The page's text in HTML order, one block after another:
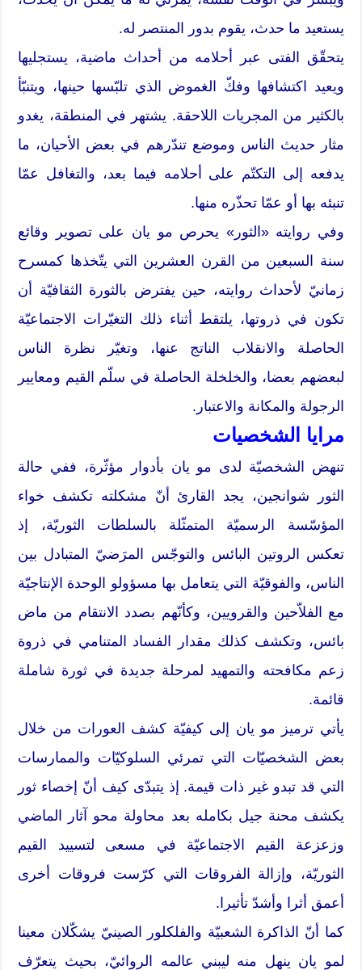
يستعيد ما حدث، يقوم بدور المنتصر له.
يتحقّق الفتى عبر أحلامه من أحداث ماضية، يستجليها
ويعيد اكتشافها وفكّ الغموض الذي تلبّسها حينها، ويتنبّأ
بالكثير من المجريات اللاحقة. يشتهر في المنطقة، يغدو
مثار حديث الناس وموضع تندّرهم في بعض الأحيان، ما
يدفعه إلى التكتّم على أحلامه فيما بعد، والتغافل عمّا
تنبئه بها أو عمّا تحذّره منها.
وفي روايته «الثور» يحرص مو يان على تصوير وقائع
سنة السبعين من القرن العشرين التي يتّخذها كمسرح
زمانيّ لأحداث روايته، حين يفترض بالثورة الثقافيّة أن
تكون في ذروتها، يلتقط أثناء ذلك التغيّرات الاجتماعيّة
الحاصلة والانقلاب الناتج عنها، وتغيّر نظرة الناس
لبعضهم بعضا، والخلخلة الحاصلة في سلّم القيم ومعايير
الرجولة والمكانة والاعتبار.
مرايا الشخصيات
تنهض الشخصيّة لدى مو يان بأدوار مؤثّرة، ففي حالة
الثور شوانجين، يجد القارئ أنّ مشكلته تكشف خواء
المؤسّسة الرسميّة المتمثّلة بالسلطات الثوريّة، إذ
تعكس الروتين البائس والتوجّس المرَضيّ المتبادل بين
الناس، والفوقيّة التي يتعامل بها مسؤولو الوحدة الإنتاجيّة
مع الفلاّحين والقرويين، وكأنّهم بصدد الانتقام من ماض
بائس، وتكشف كذلك مقدار الفساد المتنامي في ذروة
زعم مكافحته والتمهيد لمرحلة جديدة في ثورة شاملة
قائمة.
يأتي ترميز مو يان إلى كيفيّة كشف العورات من خلال
بعض الشخصيّات التي تمرئي السلوكيّات والممارسات
التي قد تبدو غير ذات قيمة. إذ يتبدّى كيف أنّ إخصاء ثور
يكشف محنة جيل بكامله بعد محاولة محو آثار الماضي
وزعزعة القيم الاجتماعيّة في مسعى لتسييد القيم
الثوريّة، وإزالة الفروقات التي كرّست فروقات أخرى
أعمق أثرا وأشدّ تأثيرا.
كما أنّ الذاكرة الشعبيّة والفلكلور الصينيّ يشكّلان معينا
لمو يان ينهل منه ليبني عالمه الروائيّ، بحيث يتعرّف